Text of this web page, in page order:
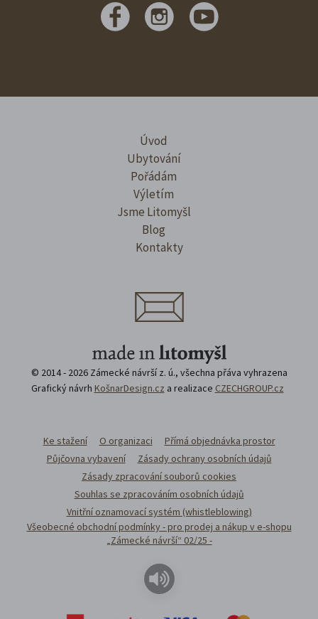
Úvod
Ubytování
Pořádám
Výletím
Jsme Litomyšl
Blog
Kontakty
© 2014 - 2026 Zámecké návrší z. ú., všechna přáva vyhrazena
Grafický návrh KošnarDesign.cz a realizace CZECHGROUP.cz
Ke stažení O organizaci
Přímá objednávka prostor
Půjčovna vybavení
Zásady ochrany osobních údajů
Zásady zpracování souborů cookies
Souhlas se zpracováním osobních údajů
Vnitřní oznamovací systém (whistleblowing)
Všeobecné obchodní podmínky - pro prodej a nákup v e-shopu
„Zámecké návrší“ 02/25 -